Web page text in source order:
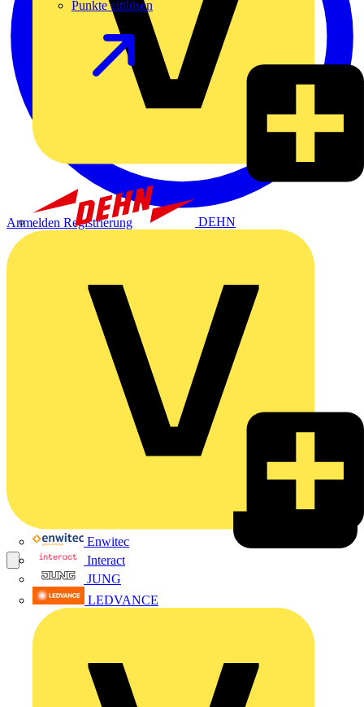
DEHN
Enwitec
Interact
JUNG
LEDVANCE
Punkte einlösen
Anmelden Registrierung